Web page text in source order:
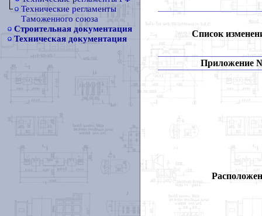
Технические регламенты
Таможенного союза
Строительная документация
Техническая документация
Список
Приложение